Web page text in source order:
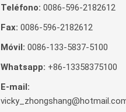
Teléfono: 0086-596-2182612
Fax: 0086-596-2182612
Móvil: 0086-133-5837-5100
Whatsapp: +86-13358375100
E-mail: